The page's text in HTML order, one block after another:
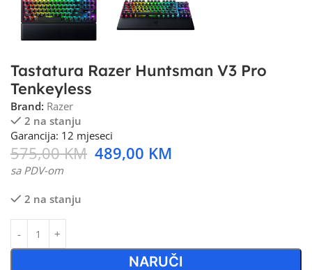
Tastatura Razer Huntsman V3 Pro
Tenkeyless
Brand: Razer
2 na stanju
Garancija: 12 mjeseci
575,00KM 489,00 KM
sa PDV-om
2 na stanju
NARUČI